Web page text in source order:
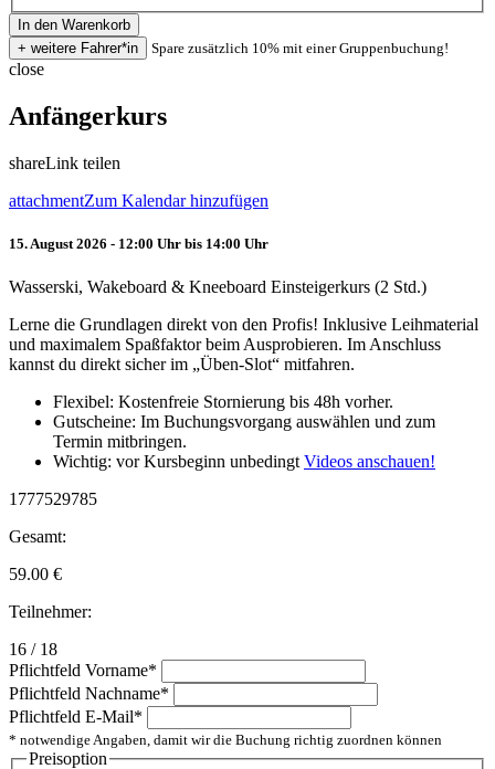
Spare zusätzlich 10% mit einer Gruppenbuchung!
close
Anfängerkurs
shareLink teilen
attachmentZum Kalendar hinzufügen
15. August 2026 - 12:00 Uhr bis 14:00 Uhr
Wasserski, Wakeboard & Kneeboard Einsteigerkurs (2 Std.)
Lerne die Grundlagen direkt von den Profis! Inklusive Leihmaterial
und maximalem Spaßfaktor beim Ausprobieren. Im Anschluss
kannst du direkt sicher im „Üben-Slot“ mitfahren.
Flexibel: Kostenfreie Stornierung bis 48h vorher.
Gutscheine: Im Buchungsvorgang auswählen und zum
Termin mitbringen.
Wichtig: vor Kursbeginn unbedingt Videos anschauen!
1777529785
Gesamt:
59.00 €
Teilnehmer:
16 / 18
Pflichtfeld Vorname*
Pflichtfeld Nachname*
Pflichtfeld E-Mail*
* notwendige Angaben, damit wir die Buchung richtig zuordnen können
Preisoption